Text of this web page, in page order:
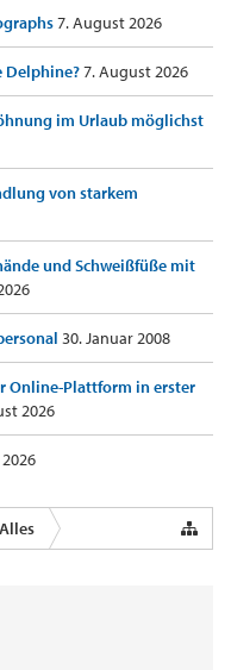
7. August 2026
Delphine?7. August 2026
im Urlaub möglichst
von starkem
und Schweißfüße mit
30. Januar 2008
Online-Plattform in erster
2026